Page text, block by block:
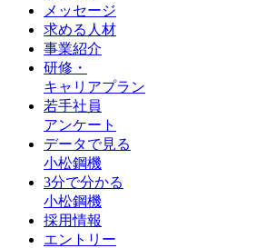
メッセージ
求める人材
事業紹介
研修・
キャリアプラン
若手社員
アンケート
データで見る
小松鋼機
3分で分かる
小松鋼機
採用情報
エントリー